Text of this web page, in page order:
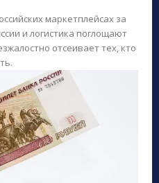
маркетплейсах за
и логистика поглощают
отсеивает тех, кто